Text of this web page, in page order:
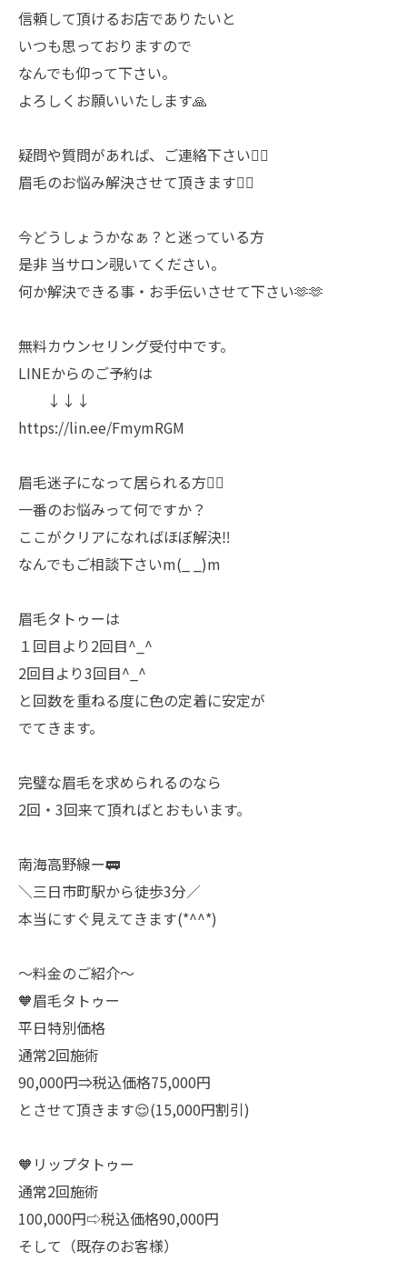
信頼して頂けるお店でありたいと
いつも思っておりますので
なんでも仰って下さい。
よろしくお願いいたします🙏
疑問や質問があれば、ご連絡下さい🙋‍♀️
眉毛のお悩み解決させて頂きます🙇‍♀️
今どうしょうかなぁ？と迷っている方
是非 当サロン覗いてください。
何か解決できる事・お手伝いさせて下さい🫶🫶
無料カウンセリング受付中です。
LINEからのご予約は
↓↓↓
https://lin.ee/FmymRGM
眉毛迷子になって居られる方💁‍♀️
一番のお悩みって何ですか？
ここがクリアになればほぼ解決‼️
なんでもご相談下さいm(_ _)m
眉毛タトゥーは
１回目より2回目^_^
2回目より3回目^_^
と回数を重ねる度に色の定着に安定が
でてきます。
完璧な眉毛を求められるのなら
2回・3回来て頂ればとおもいます。
南海高野線ー🚃
＼三日市町駅から徒歩3分／
本当にすぐ見えてきます(*^^*)
〜料金のご紹介〜
🧡眉毛タトゥー
平日特別価格
通常2回施術
90,000円⇒税込価格75,000円
とさせて頂きます😌(15,000円割引)
🧡リップタトゥー
通常2回施術
100,000円⇨税込価格90,000円
そして（既存のお客様）